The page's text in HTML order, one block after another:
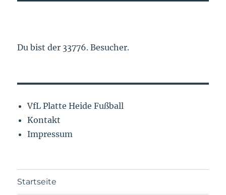
Du bist der 33776. Besucher.
VfL Platte Heide Fußball
Kontakt
Impressum
Startseite